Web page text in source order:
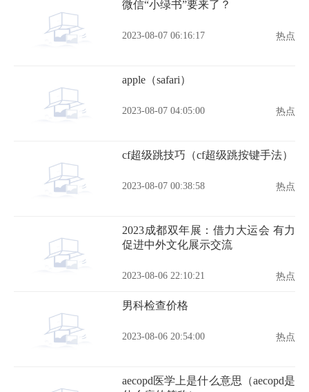
微信“小绿书”要来了？
2023-08-07 06:16:17 热点
apple（safari）
2023-08-07 04:05:00 热点
cf超级跳技巧（cf超级跳按键手法）
2023-08-07 00:38:58 热点
2023成都双年展：借力大运会 有力
促进中外文化展示交流
2023-08-06 22:10:21 热点
男科检查价格
2023-08-06 20:54:00 热点
aecopd医学上是什么意思（aecopd是